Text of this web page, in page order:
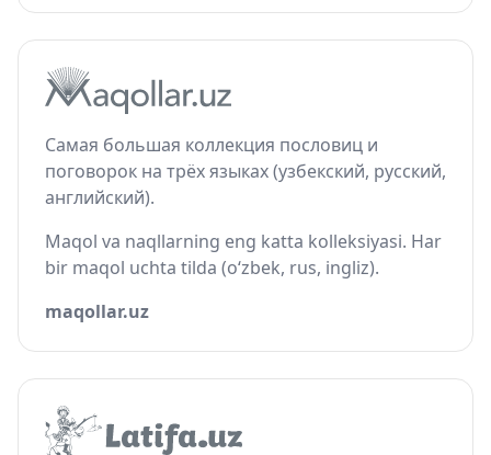
Самая большая коллекция пословиц и
поговорок на трёх языках (узбекский, русский,
английский).
Maqol va naqllarning eng katta kolleksiyasi. Har
bir maqol uchta tilda (o‘zbek, rus, ingliz).
maqollar.uz